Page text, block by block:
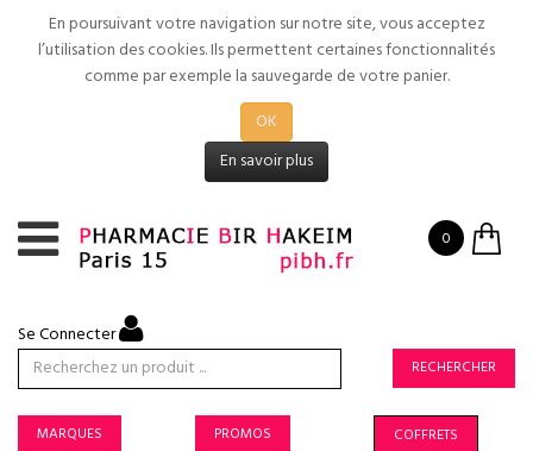
En poursuivant votre navigation sur notre site, vous acceptez
l’utilisation des cookies. Ils permettent certaines fonctionnalités
comme par exemple la sauvegarde de votre panier.
OK
En savoir plus
0
Se Connecter
RECHERCHER
MARQUES PROMOS COFFRETS